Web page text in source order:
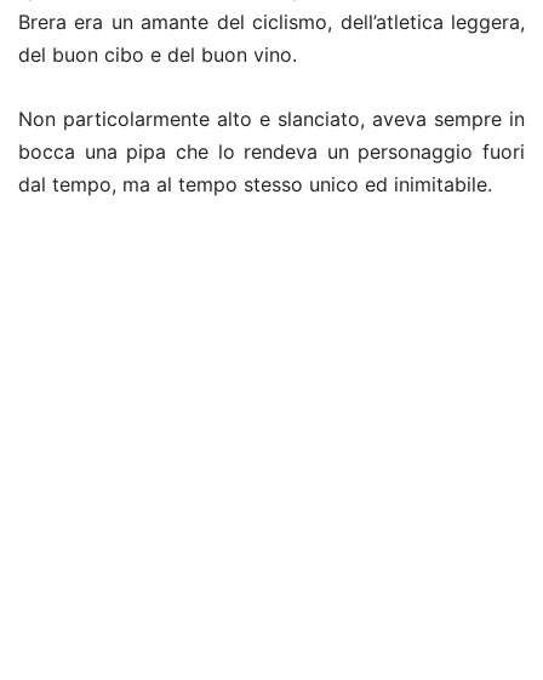
Brera era un amante del ciclismo, dell’atletica leggera,
del buon cibo e del buon vino.
Non particolarmente alto e slanciato, aveva sempre in
bocca una pipa che lo rendeva un personaggio fuori
dal tempo, ma al tempo stesso unico ed inimitabile.